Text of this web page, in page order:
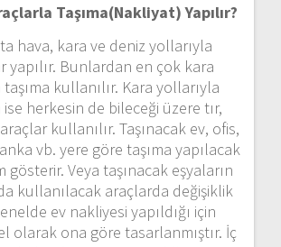
Taşıma(Nakliyat) Yapılır?
hava, kara ve deniz yollarıyla
yapılır. Bunlardan en çok kara
kullanılır. Kara yollarıyla
ise herkesin de bileceği üzere tır,
kullanılır. Taşınacak ev, ofis,
vb. yere göre taşıma yapılacak
gösterir. Veya taşınacak eşyaların
kullanılacak araçlarda değişiklik
ev nakliyesi yapıldığı için
olarak ona göre tasarlanmıştır. İç